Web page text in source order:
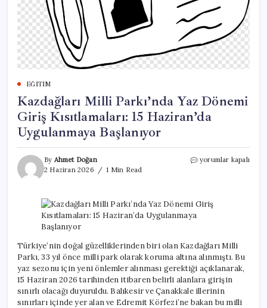
EĞITIM
Kazdağları Milli Parkı’nda Yaz Dönemi
Giriş Kısıtlamaları: 15 Haziran’da
Uygulanmaya Başlanıyor
By Ahmet Doğan
2 Haziran 2026
1 Min Read
Kazdağları
Dönemi
Giriş
Uygulanmaya
Başlanıyor
için
yorumlar kapalı
Türkiye’nin doğal güzelliklerinden biri olan Kazdağları Milli
Parkı, 33 yıl önce milli park olarak koruma altına alınmıştı. Bu
yaz sezonu için yeni önlemler alınması gerektiği açıklanarak,
15 Haziran 2026 tarihinden itibaren belirli alanlara girişin
sınırlı olacağı duyuruldu. Balıkesir ve Çanakkale illerinin
sınırları içinde yer alan ve Edremit Körfezi’ne bakan bu milli